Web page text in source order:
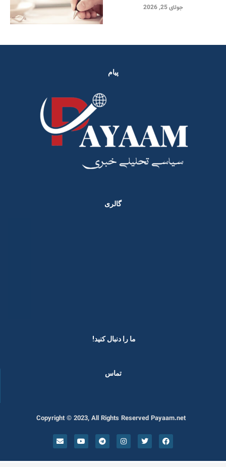
جولای 25, 2026
پیام
گالری
ما را دنبال کنید! ​
تماس
Copyright © 2023, All Rights Reserved Payaam.net